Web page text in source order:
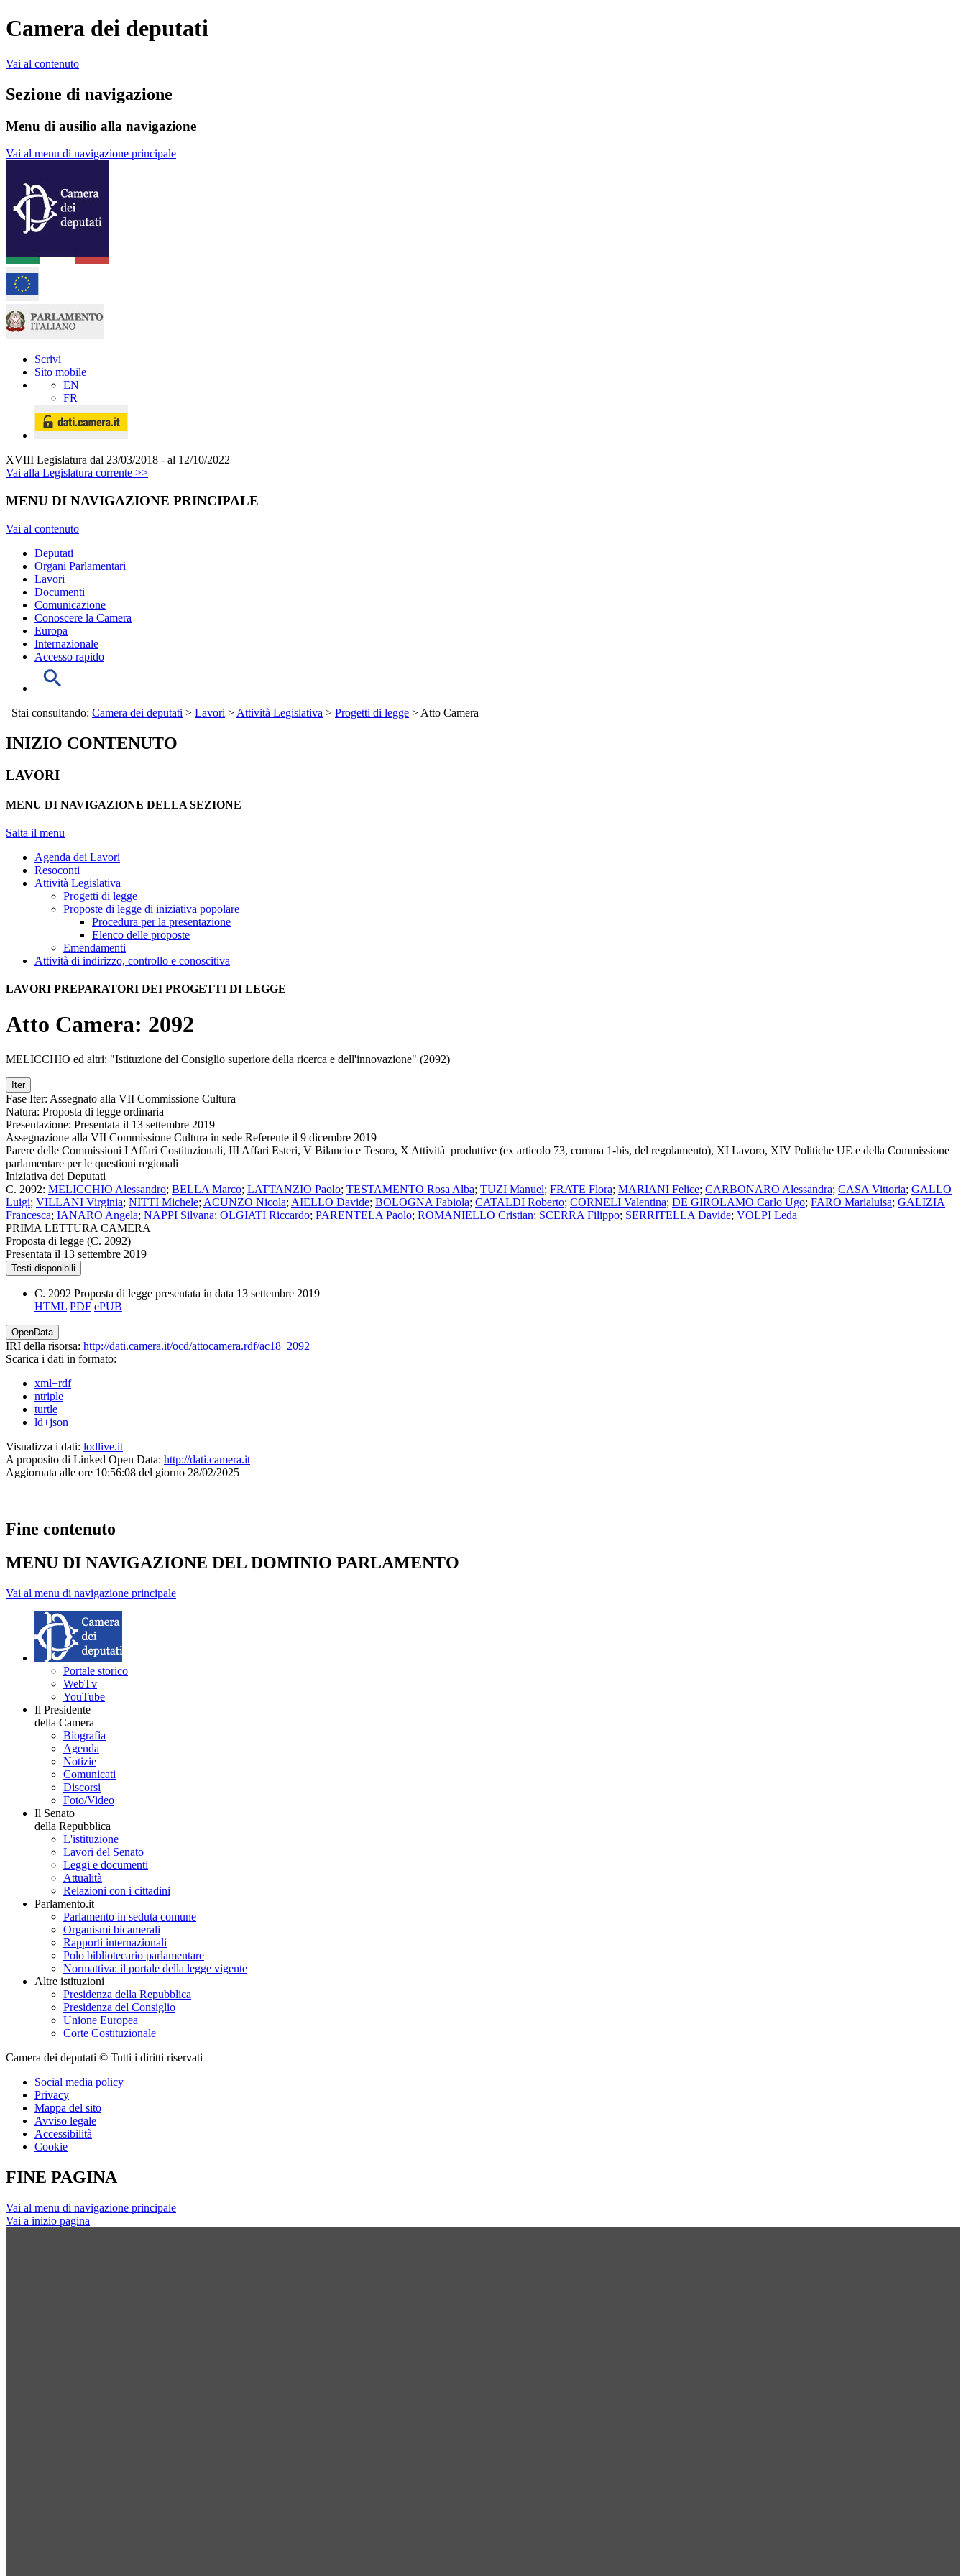
Camera dei deputati
Vai al contenuto
Sezione di navigazione
Menu di ausilio alla navigazione
Vai al menu di navigazione principale
Scrivi
Sito mobile
EN
FR
XVIII Legislatura dal 23/03/2018 - al 12/10/2022
Vai alla Legislatura corrente >>
MENU DI NAVIGAZIONE PRINCIPALE
Vai al contenuto
Deputati
Organi Parlamentari
Lavori
Documenti
Comunicazione
Conoscere la Camera
Europa
Internazionale
Accesso rapido
Stai consultando: Camera dei deputati > Lavori > Attività Legislativa > Progetti di legge > Atto Camera
INIZIO CONTENUTO
LAVORI
MENU DI NAVIGAZIONE DELLA SEZIONE
Salta il menu
Agenda dei Lavori
Resoconti
Attività Legislativa
Progetti di legge
Proposte di legge di iniziativa popolare
Procedura per la presentazione
Elenco delle proposte
Emendamenti
Attività di indirizzo, controllo e conoscitiva
LAVORI PREPARATORI DEI PROGETTI DI LEGGE
Atto Camera: 2092
MELICCHIO ed altri: "Istituzione del Consiglio superiore della ricerca e dell'innovazione" (2092)
Iter
Fase Iter: Assegnato alla VII Commissione Cultura
Natura: Proposta di legge ordinaria
Presentazione: Presentata il 13 settembre 2019
Assegnazione alla VII Commissione Cultura in sede Referente il 9 dicembre 2019
Parere delle Commissioni I Affari Costituzionali, III Affari Esteri, V Bilancio e Tesoro, X Attività produttive (ex articolo 73, comma 1-bis, del regolamento), XI Lavoro, XIV Politiche UE e della Commissione
parlamentare per le questioni regionali
Iniziativa dei Deputati
C. 2092: MELICCHIO Alessandro; BELLA Marco; LATTANZIO Paolo; TESTAMENTO Rosa Alba; TUZI Manuel; FRATE Flora; MARIANI Felice; CARBONARO Alessandra; CASA Vittoria; GALLO
Luigi; VILLANI Virginia; NITTI Michele; ACUNZO Nicola; AIELLO Davide; BOLOGNA Fabiola; CATALDI Roberto; CORNELI Valentina; DE GIROLAMO Carlo Ugo; FARO Marialuisa; GALIZIA
Francesca; IANARO Angela; NAPPI Silvana; OLGIATI Riccardo; PARENTELA Paolo; ROMANIELLO Cristian; SCERRA Filippo; SERRITELLA Davide; VOLPI Leda
PRIMA LETTURA CAMERA
Proposta di legge (C. 2092)
Presentata il 13 settembre 2019
Testi disponibili
C. 2092 Proposta di legge presentata in data 13 settembre 2019
HTML PDF ePUB
OpenData
IRI della risorsa: http://dati.camera.it/ocd/attocamera.rdf/ac18_2092
Scarica i dati in formato:
xml+rdf
ntriple
turtle
ld+json
Visualizza i dati: lodlive.it
A proposito di Linked Open Data: http://dati.camera.it
Aggiornata alle ore 10:56:08 del giorno 28/02/2025
Fine contenuto
MENU DI NAVIGAZIONE DEL DOMINIO PARLAMENTO
Vai al menu di navigazione principale
Portale storico
WebTv
YouTube
Il Presidente
della Camera
Biografia
Agenda
Notizie
Comunicati
Discorsi
Foto/Video
Il Senato
della Repubblica
L'istituzione
Lavori del Senato
Leggi e documenti
Attualità
Relazioni con i cittadini
Parlamento.it
Parlamento in seduta comune
Organismi bicamerali
Rapporti internazionali
Polo bibliotecario parlamentare
Normattiva: il portale della legge vigente
Altre istituzioni
Presidenza della Repubblica
Presidenza del Consiglio
Unione Europea
Corte Costituzionale
Camera dei deputati © Tutti i diritti riservati
Social media policy
Privacy
Mappa del sito
Avviso legale
Accessibilità
Cookie
FINE PAGINA
Vai al menu di navigazione principale
Vai a inizio pagina